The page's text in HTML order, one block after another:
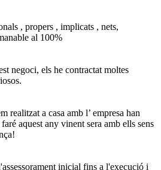
, propers , implicats , nets,
al 100%
negoci, els he contractat moltes
realitzat a casa amb l’ empresa han
aquest any vinent sera amb ells sens
inicial fins a l'execució i